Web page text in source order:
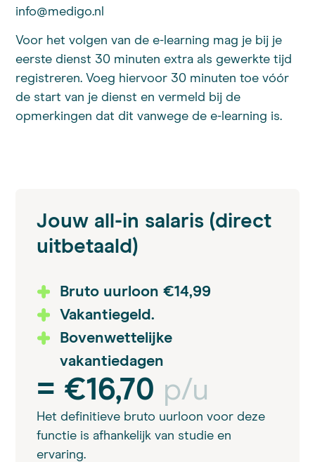
info@medigo.nl
Voor het volgen van de e-learning mag je bij je
eerste dienst 30 minuten extra als gewerkte tijd
registreren. Voeg hiervoor 30 minuten toe vóór
de start van je dienst en vermeld bij de
opmerkingen dat dit vanwege de e-learning is.
Jouw all-in salaris (direct
uitbetaald)
Bruto uurloon €14,99
Vakantiegeld.
Bovenwettelijke
vakantiedagen
= €16,70 p/u
Het definitieve bruto uurloon voor deze
functie is afhankelijk van studie en
ervaring.